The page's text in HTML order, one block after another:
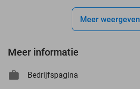
Meer weergeven
Meer informatie
Bedrijfspagina